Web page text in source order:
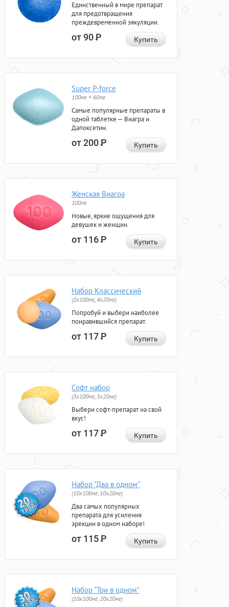
Единственный в мире препарат
для предотвращения
преждевременной эякуляции.
от 90Р Купить
Super P-force
100мг + 60мг
Самые популярные препараты в
одной таблетке — Виагра и
Дапоксетин.
от 200Р Купить
Женская Виагра
100мг
Новые, яркие ощущения для
девушек и женщин.
от 116Р Купить
Набор Классический
(2x100мг, 4x20мг)
Попробуй и выбери наиболее
понравившийся препарат.
от 117Р Купить
Софт набор
(3x100мг, 3x20мг)
Выбери софт-препарат на свой
вкус!
от 117Р Купить
Набор "Два в одном"
(10x100мг, 10x20мг)
Два самых популярных
препарата для усиления
эрекции в одном наборе!
от 115Р Купить
Набор "Три в одном"
(10x100мг, 20x20мг)